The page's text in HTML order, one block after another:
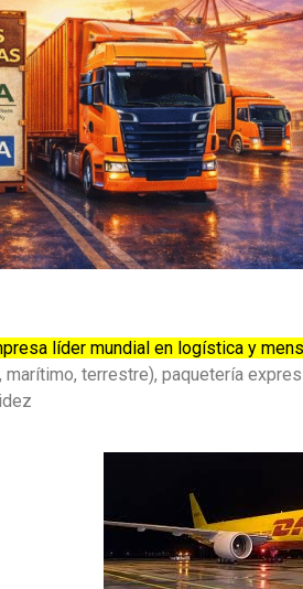
líder mundial en logística y
terrestre), paquetería